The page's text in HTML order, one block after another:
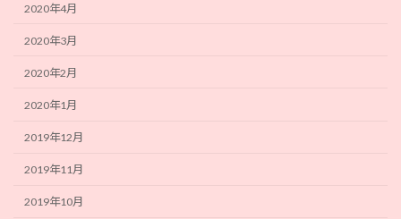
2020年4月
2020年3月
2020年2月
2020年1月
2019年12月
2019年11月
2019年10月